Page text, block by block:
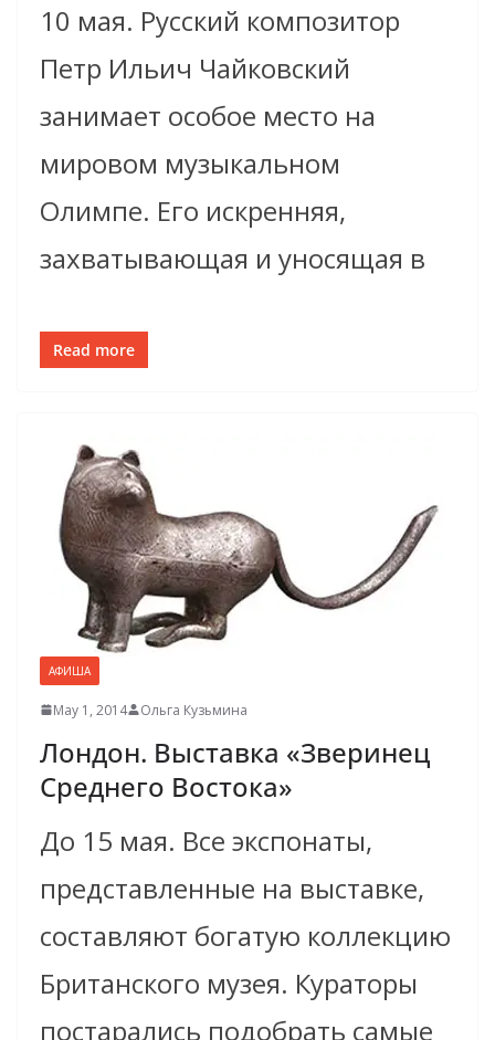
10 мая. Русский композитор
Петр Ильич Чайковский
занимает особое место на
мировом музыкальном
Олимпе. Его искренняя,
захватывающая и уносящая в
Read more
АФИША
May 1, 2014 Ольга Кузьмина
Лондон. Выставка «Зверинец
Среднего Востока»
До 15 мая. Все экспонаты,
представленные на выставке,
составляют богатую коллекцию
Британского музея. Кураторы
постарались подобрать самые